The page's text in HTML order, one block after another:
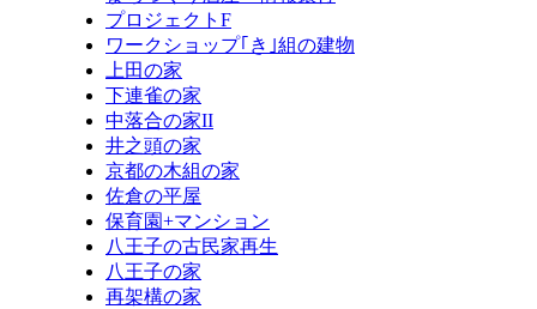
プロジェクトF
ワークショップ｢き｣組の建物
上田の家
下連雀の家
中落合の家II
井之頭の家
京都の木組の家
佐倉の平屋
保育園+マンション
八王子の古民家再生
八王子の家
再架構の家